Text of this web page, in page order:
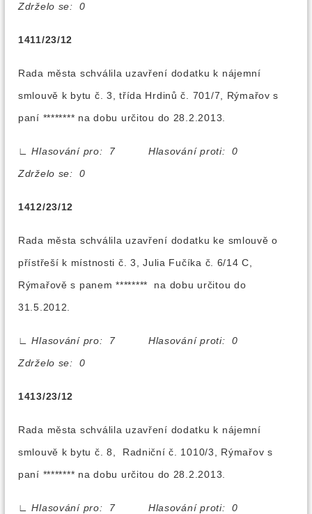
Zdrželo se: 0
1411/23/12
Rada města schválila uzavření dodatku k nájemní
smlouvě k bytu č. 3, třída Hrdinů č. 701/7, Rýmařov s
paní ******** na dobu určitou do 28.2.2013.
∟
Hlasování pro: 7 Hlasování proti: 0
Zdrželo se: 0
1412/23/12
Rada města schválila uzavření dodatku ke smlouvě o
přístřeší k místnosti č. 3, Julia Fučíka č. 6/14 C,
Rýmařově s panem ******** na dobu určitou do
31.5.2012.
∟
Hlasování pro: 7 Hlasování proti: 0
Zdrželo se: 0
1413/23/12
Rada města schválila uzavření dodatku k nájemní
smlouvě k bytu č. 8, Radniční č. 1010/3, Rýmařov s
paní ******** na dobu určitou do 28.2.2013.
∟
Hlasování pro: 7 Hlasování proti: 0